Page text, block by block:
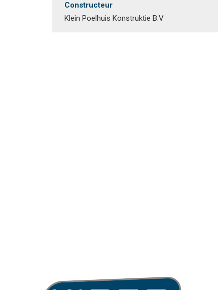
Constructeur
Klein Poelhuis Konstruktie B.V